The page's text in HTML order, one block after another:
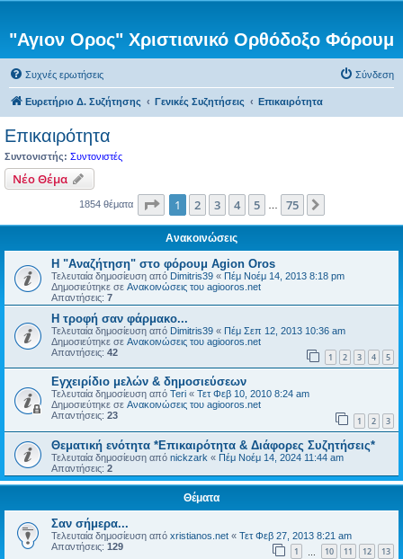
"Αγιον Ορος" Χριστιανικό Ορθόδοξο Φόρουμ
Συχνές ερωτήσεις Σύνδεση
Ευρετήριο Δ. Συζήτησης Γενικές Συζητήσεις Επικαιρότητα
Επικαιρότητα
Συντονιστής: Συντονιστές
Νέο Θέμα
1854 θέματα Σελίδα από75
1 2 3 4 5 75
Ανακοινώσεις
Η "Αναζήτηση" στο φόρουμ Agion Oros
Τελευταία δημοσίευση από Dimitris39 « Πέμ Νοέμ 14, 2013 8:18 pm
Δημοσιεύτηκε σε Ανακοινώσεις του agiooros.net
Απαντήσεις: 7
H τροφή σαν φάρμακο...
Τελευταία δημοσίευση από Dimitris39 « Πέμ Σεπ 12, 2013 10:36 am
Δημοσιεύτηκε σε Ανακοινώσεις του agiooros.net
Απαντήσεις: 42 1 2 3 4 5
Εγχειρίδιο μελών & δημοσιεύσεων
Τελευταία δημοσίευση από Teri « Τετ Φεβ 10, 2010 8:24 am
Δημοσιεύτηκε σε Ανακοινώσεις του agiooros.net
Απαντήσεις: 23 1 2 3
Θεματική ενότητα *Επικαιρότητα & Διάφορες Συζητήσεις*
Τελευταία δημοσίευση από nickzark « Πέμ Νοέμ 14, 2024 11:44 am
Απαντήσεις: 2
Θέματα
Σαν σήμερα...
Τελευταία δημοσίευση από xristianos.net « Τετ Φεβ 27, 2013 8:21 am
Απαντήσεις: 129 1 10 11 12 13